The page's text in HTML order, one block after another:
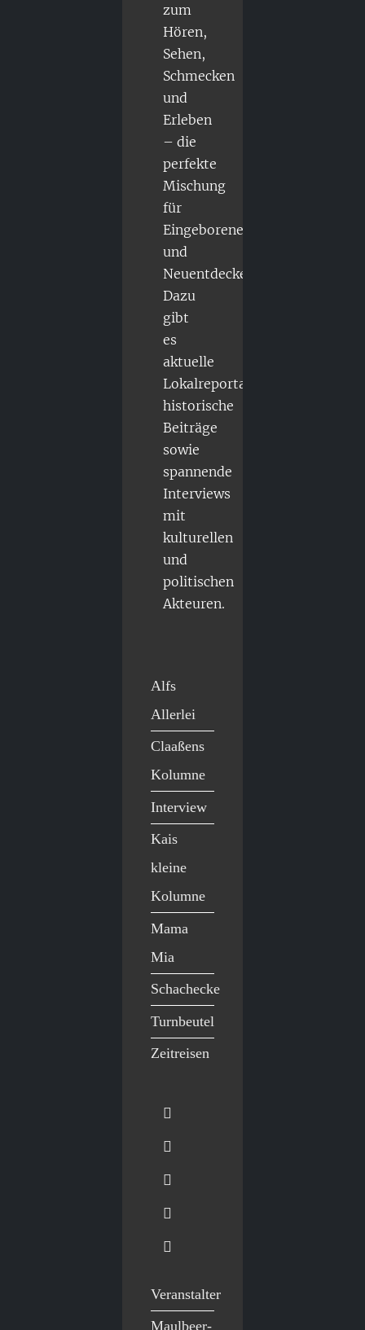
zum
Hören,
Sehen,
Schmecken
und
Erleben
– die
perfekte
Mischung
für
Eingeborene
und
Neuentdecker.
Dazu
gibt
es
aktuelle
Lokalreportagen,
historische
Beiträge
sowie
spannende
Interviews
mit
kulturellen
und
politischen
Akteuren.
Alfs
Allerlei
Claaßens
Kolumne
Interview
Kais
kleine
Kolumne
Mama
Mia
Schachecke
Turnbeutel
Zeitreisen
Veranstalter
Maulbeer-